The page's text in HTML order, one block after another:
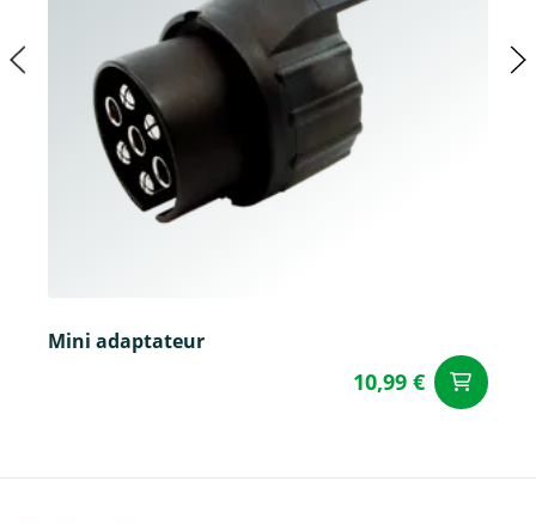
Mini adaptateur
10,99 €